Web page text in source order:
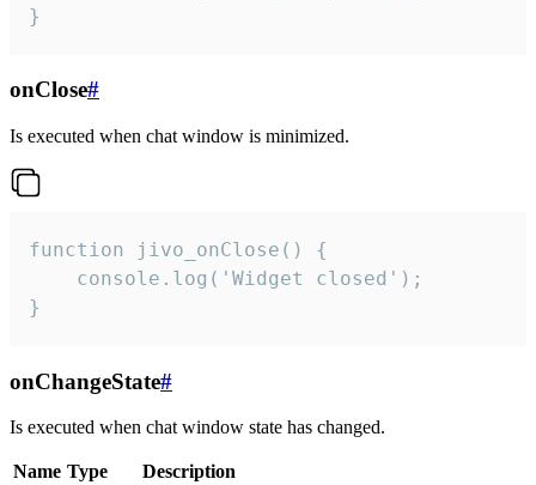
}
onClose#
Is executed when chat window is minimized.
function jivo_onClose() {
    console.log('Widget closed');
}
onChangeState#
Is executed when chat window state has changed.
Name Type Description